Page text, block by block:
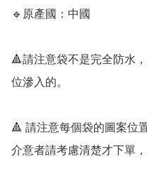
🔹原產國：中國
🔺請注意袋不是完全防水
位滲入的。
🔺 請注意每個袋的圖案位
介意者請考慮清楚才下單，